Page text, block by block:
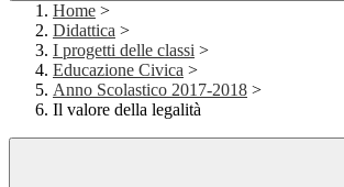
Home >
Didattica >
I progetti delle classi >
Educazione Civica >
Anno Scolastico 2017-2018 >
Il valore della legalità